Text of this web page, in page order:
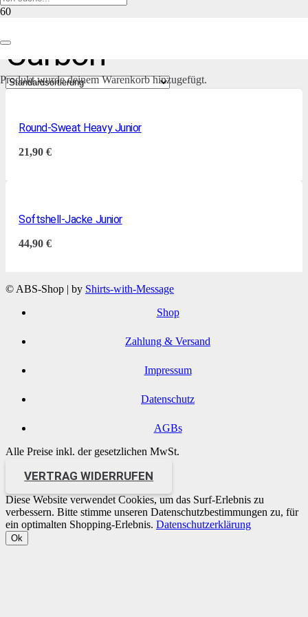
Produktwurde deinem Warenkorb hinzugefügt.
Carbon
Round-Sweat Heavy Junior
21,90€
Softshell-Jacke Junior
44,90€
© ABS-Shop | by Shirts-with-Message
Shop
Zahlung & Versand
Impressum
Datenschutz
AGBs
Alle Preise inkl. der gesetzlichen MwSt.
VERTRAG WIDERRUFEN
Diese Website verwendet Cookies, um das Surf-Erlebnis zu
verbessern. Bitte stimme unseren Datenschutzbestimmungen zu, für
ein optimalten Shopping-Erlebnis. Datenschutzerklärung
Ok